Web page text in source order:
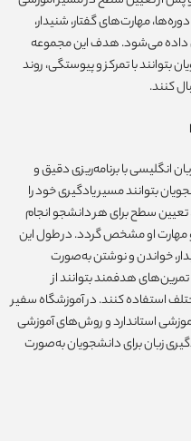
مهارت‌های گفتار، شنیدار،
داده می‌شود. هدف این مجموعه
بتوانند با تمرکز و پیوستگی، روند
کنند.
انگلیسی با برنامه‌ریزی دقیق و
بتوانند مسیر یادگیری خود را
تعیین سطح برای هر دانشجو انجام
مهارت او مشخص گردد. در طول این
خواندن و نوشتن به‌صورت
هدفمند بتوانند از
استفاده کنند. در آموزشگاه سفیر
آموزشی استاندارد و روش‌های آموزشی
زبان برای دانشجویان به‌صورت